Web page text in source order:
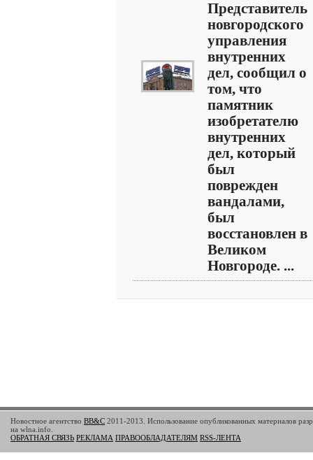
Представитель
новгородского
управления
внутренних
дел, сообщил о
том, что
памятник
изобретателю
внутренних
дел, который
был
поврежден
вандалами,
был
восстановлен в
Великом
Новгороде. ...
Новостное агентство BB&C 2011-2013. Использование опубликованных материалов
на wlna.info.
ОБРАТНАЯ СВЯЗЬ РЕКЛАМА ПРАВООБЛАДАТЕЛЯМ RSS-ЛЕНТА